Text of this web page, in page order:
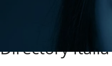
Directory Italia